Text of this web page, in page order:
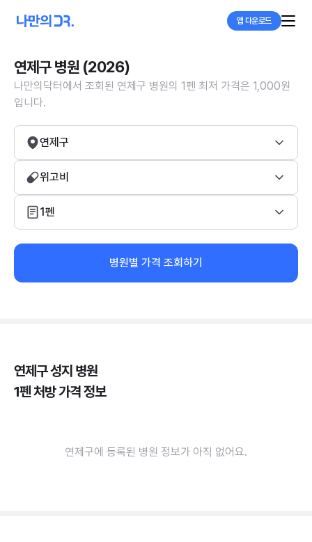
앱 다운로드
연제구 병원 (2026)
나만의닥터에서 조회된 연제구 병원의 1펜 최저 가격은 1,000원
입니다.
연제구
위고비
1펜
병원별 가격 조회하기
연제구 성지 병원
1펜 처방 가격 정보
연제구에 등록된 병원 정보가 아직 없어요.